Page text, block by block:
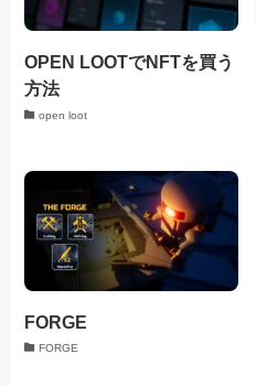
OPEN LOOTでNFTを買う
方法
open loot
FORGE
FORGE